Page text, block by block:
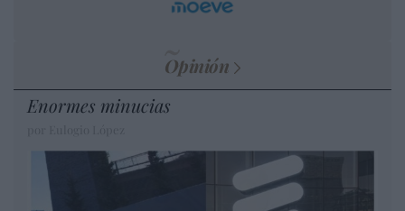
Opinión
Enormes minucias